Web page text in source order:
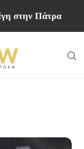
στην Πάτρα